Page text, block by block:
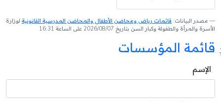
مصدر البيانات: قائمات رياض ومحاضن الأطفال والمحاضن المدرسية القانونية لوزارة
الأسرة والمرأة والطفولة وكبار السن بتاريخ 2026/08/07 على الساعة 16:31
قائمة المؤسسات
الإسم